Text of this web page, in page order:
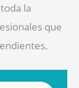
la
que